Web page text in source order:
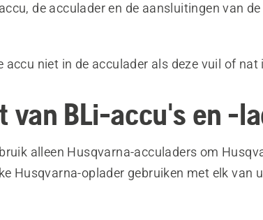
de acculader en de aansluitingen van de
accu niet in de acculader als deze vuil of nat
van BLi-accu's en -
alleen Husqvarna-acculaders om
Husqvarna-oplader gebruiken met elk van